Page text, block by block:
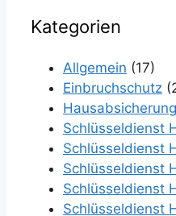
Kategorien
Allgemein (17)
Einbruchschutz
Hausabsicherung
Schlüsseldienst
Schlüsseldienst
Schlüsseldienst
Schlüsseldienst
Schlüsseldienst